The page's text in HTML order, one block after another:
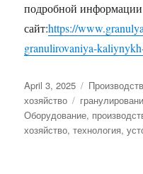
подробной информации
сайт:https://
granulirovaniya-
Posted
on
April 3, 2025 Categories
хозяйство
Tags
Оборудование,
хозяйство,технология,